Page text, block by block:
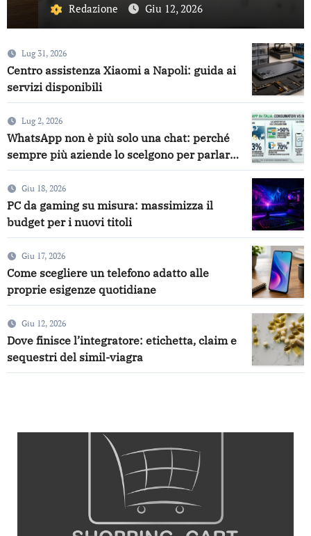
Redazione Giu 12, 2026
Lug 31, 2026
Centro assistenza Xiaomi a Napoli: guida ai
servizi disponibili
Lug 2, 2026
WhatsApp non è più solo una chat: perché
sempre più aziende lo scelgono per parlare
con i clienti
Giu 18, 2026
PC da gaming su misura: massimizza il
budget per i nuovi titoli
Giu 17, 2026
Come scegliere un telefono adatto alle
proprie esigenze quotidiane
Giu 12, 2026
Dove finisce l’integratore: etichetta, claim e
sequestri del simil-viagra